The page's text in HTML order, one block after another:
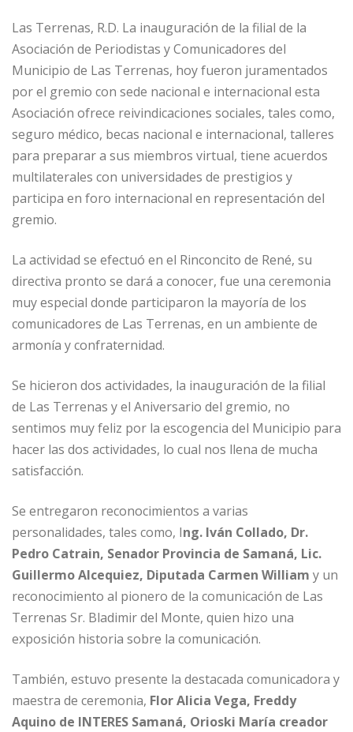
A
p
p
ra
m
b
o
o
k
ar
ti
r
Las Terrenas, R.D. La inauguración de la filial de la
Asociación de Periodistas y Comunicadores del
Municipio de Las Terrenas, hoy fueron juramentados
por el gremio con sede nacional e internacional esta
Asociación ofrece reivindicaciones sociales, tales como,
seguro médico, becas nacional e internacional, talleres
para preparar a sus miembros virtual, tiene acuerdos
multilaterales con universidades de prestigios y
participa en foro internacional en representación del
gremio.
La actividad se efectuó en el Rinconcito de René, su
directiva pronto se dará a conocer, fue una ceremonia
muy especial donde participaron la mayoría de los
comunicadores de Las Terrenas, en un ambiente de
armonía y confraternidad.
Se hicieron dos actividades, la inauguración de la filial
de Las Terrenas y el Aniversario del gremio, no
sentimos muy feliz por la escogencia del Municipio para
hacer las dos actividades, lo cual nos llena de mucha
satisfacción.
Se entregaron reconocimientos a varias
personalidades, tales como, Ing. Iván Collado, Dr.
Pedro Catrain, Senador Provincia de Samaná, Lic.
Guillermo Alcequiez, Diputada Carmen William y un
reconocimiento al pionero de la comunicación de Las
Terrenas Sr. Bladimir del Monte, quien hizo una
exposición historia sobre la comunicación.
También, estuvo presente la destacada comunicadora y
maestra de ceremonia, Flor Alicia Vega, Freddy
Aquino de INTERES Samaná, Orioski María creador